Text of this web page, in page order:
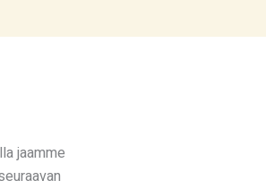
jaamme